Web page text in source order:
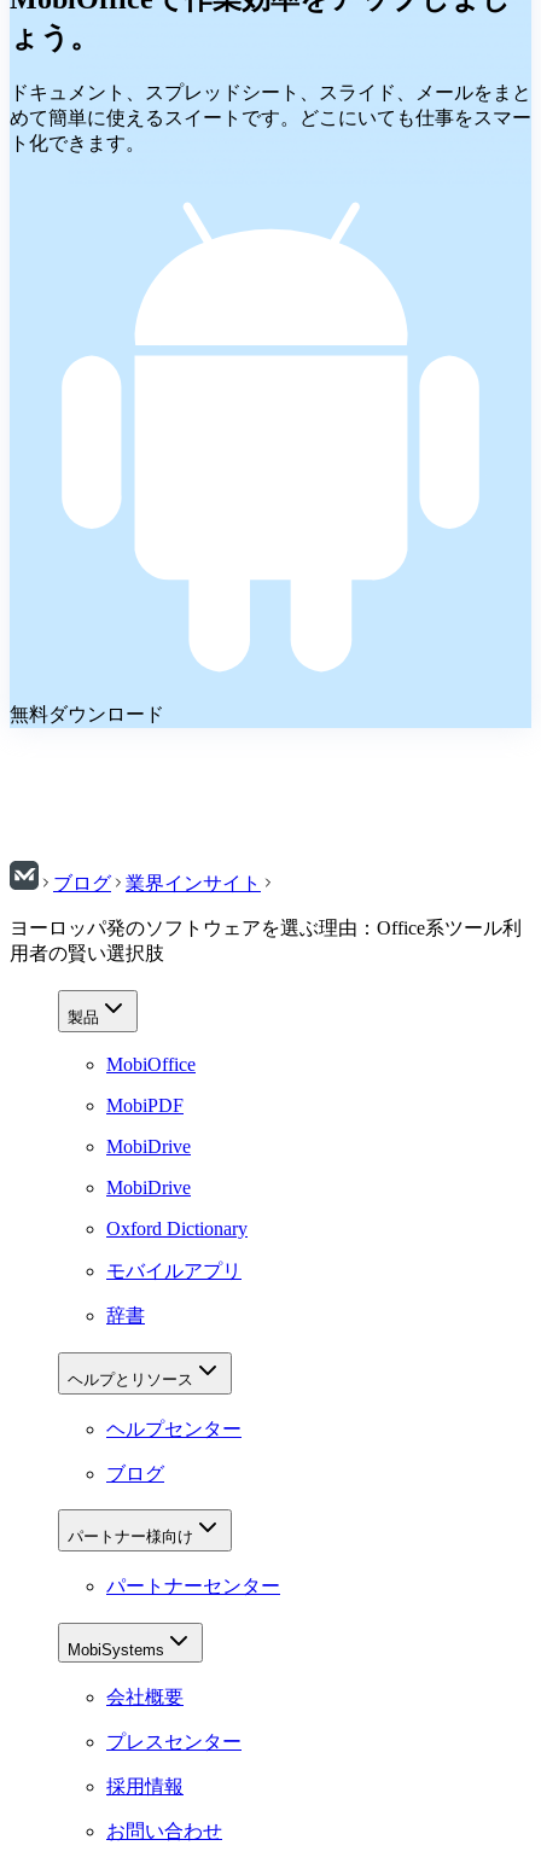
ょう。
ドキュメント、スプレッドシート、スライド、メールをまと
めて簡単に使えるスイートです。どこにいても仕事をスマー
ト化できます。
無料ダウンロード
ブログ 業界インサイト
ヨーロッパ発のソフトウェアを選ぶ理由：Office系ツール利
用者の賢い選択肢
製品
MobiOffice
MobiPDF
MobiDrive
MobiDrive
Oxford Dictionary
モバイルアプリ
辞書
ヘルプとリソース
ヘルプセンター
ブログ
パートナー様向け
パートナーセンター
MobiSystems
会社概要
プレスセンター
採用情報
お問い合わせ